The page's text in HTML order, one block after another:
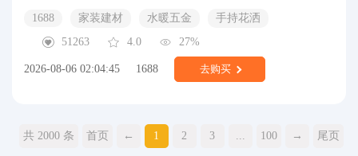
1688 家装建材 水暖五金
手持花洒
51263
4.0 27%
2026-08-06 02:04:45 1688 去购买
共 2000 条 首页 ← 1 2 3 ... 100 → 尾页